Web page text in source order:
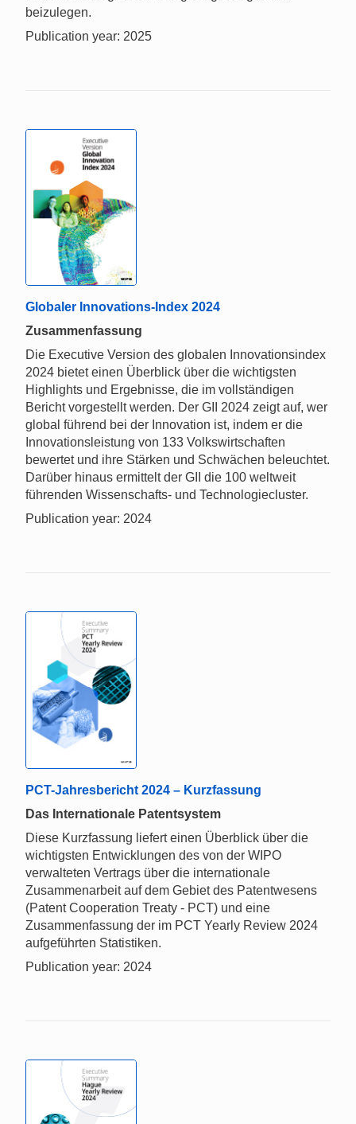
beizulegen.
Publication year: 2025
Globaler Innovations-Index 2024
Zusammenfassung
Die Executive Version des globalen Innovationsindex
2024 bietet einen Überblick über die wichtigsten
Highlights und Ergebnisse, die im vollständigen
Bericht vorgestellt werden. Der GII 2024 zeigt auf, wer
global führend bei der Innovation ist, indem er die
Innovationsleistung von 133 Volkswirtschaften
bewertet und ihre Stärken und Schwächen beleuchtet.
Darüber hinaus ermittelt der GII die 100 weltweit
führenden Wissenschafts- und Technologiecluster.
Publication year: 2024
PCT-Jahresbericht 2024 – Kurzfassung
Das Internationale Patentsystem
Diese Kurzfassung liefert einen Überblick über die
wichtigsten Entwicklungen des von der WIPO
verwalteten Vertrags über die internationale
Zusammenarbeit auf dem Gebiet des Patentwesens
(Patent Cooperation Treaty - PCT) und eine
Zusammenfassung der im PCT Yearly Review 2024
aufgeführten Statistiken.
Publication year: 2024